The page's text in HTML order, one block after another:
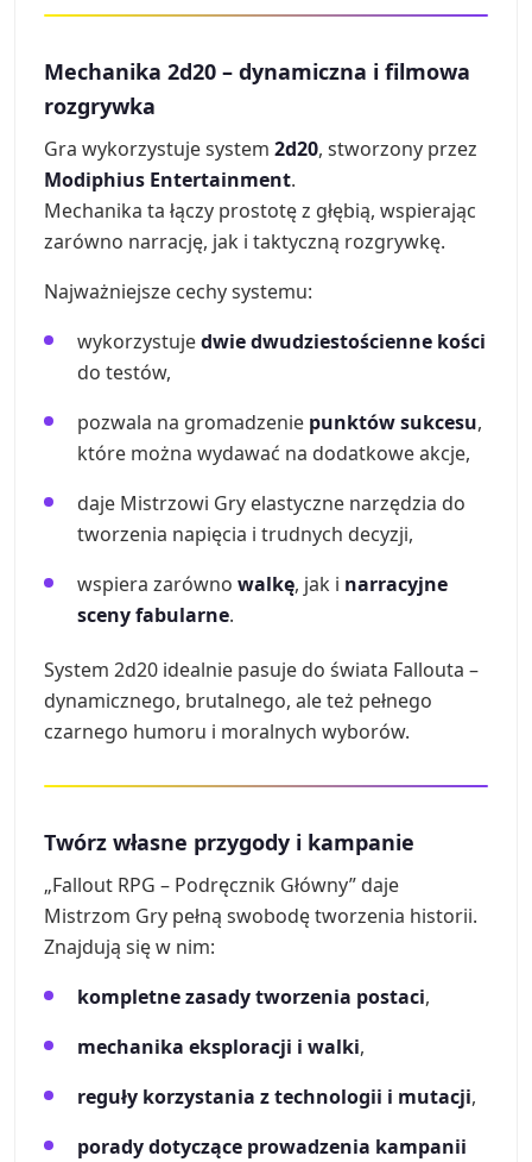
Mechanika 2d20 – dynamiczna i filmowa
rozgrywka
Gra wykorzystuje system 2d20, stworzony przez
Modiphius Entertainment.
Mechanika ta łączy prostotę z głębią, wspierając
zarówno narrację, jak i taktyczną rozgrywkę.
Najważniejsze cechy systemu:
wykorzystujedwie dwudziestościenne kości
do testów,
pozwala na gromadzenie punktów sukcesu,
które można wydawać na dodatkowe akcje,
daje Mistrzowi Gry elastyczne narzędzia do
tworzenia napięcia i trudnych decyzji,
wspiera zarówno walkę, jak i narracyjne
sceny fabularne.
System 2d20 idealnie pasuje do świata Fallouta –
dynamicznego, brutalnego, ale też pełnego
czarnego humoru i moralnych wyborów.
Twórz własne przygody i kampanie
„Fallout RPG – Podręcznik Główny” daje
Mistrzom Gry pełną swobodę tworzenia historii.
Znajdują się w nim:
kompletne zasady tworzenia postaci,
mechanika eksploracji i walki,
reguły korzystania z technologii i mutacji,
porady dotyczące prowadzenia kampanii